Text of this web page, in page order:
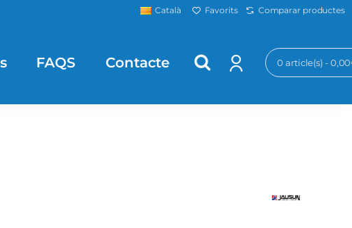
Català Favorits Comparar productes
FAQS Contacte 0 article(s) -